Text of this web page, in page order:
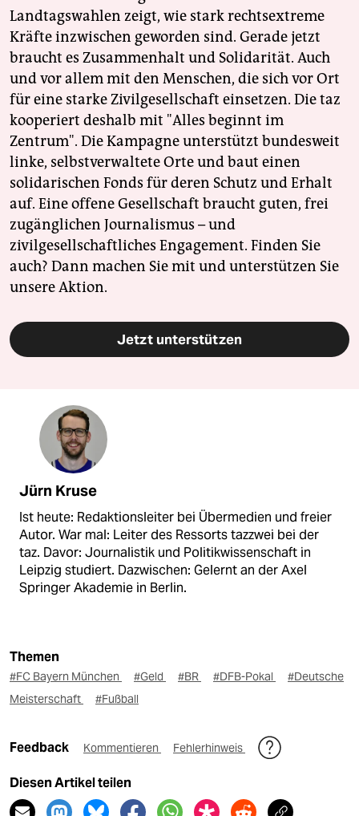
Landtagswahlen zeigt, wie stark rechtsextreme
Kräfte inzwischen geworden sind. Gerade jetzt
braucht es Zusammenhalt und Solidarität. Auch
und vor allem mit den Menschen, die sich vor Ort
für eine starke Zivilgesellschaft einsetzen. Die taz
kooperiert deshalb mit "Alles beginnt im
Zentrum". Die Kampagne unterstützt bundesweit
linke, selbstverwaltete Orte und baut einen
solidarischen Fonds für deren Schutz und Erhalt
auf. Eine offene Gesellschaft braucht guten, frei
zugänglichen Journalismus – und
zivilgesellschaftliches Engagement. Finden Sie
auch? Dann machen Sie mit und unterstützen Sie
unsere Aktion.
Jetzt unterstützen
Jürn Kruse
Ist heute: Redaktionsleiter bei Übermedien und freier
Autor. War mal: Leiter des Ressorts tazzwei bei der
taz. Davor: Journalistik und Politikwissenschaft in
Leipzig studiert. Dazwischen: Gelernt an der Axel
Springer Akademie in Berlin.
Themen
#FC Bayern München #Geld #BR #DFB-Pokal
#Deutsche
Meisterschaft
#Fußball
Feedback Kommentieren Fehlerhinweis
Diesen Artikel teilen